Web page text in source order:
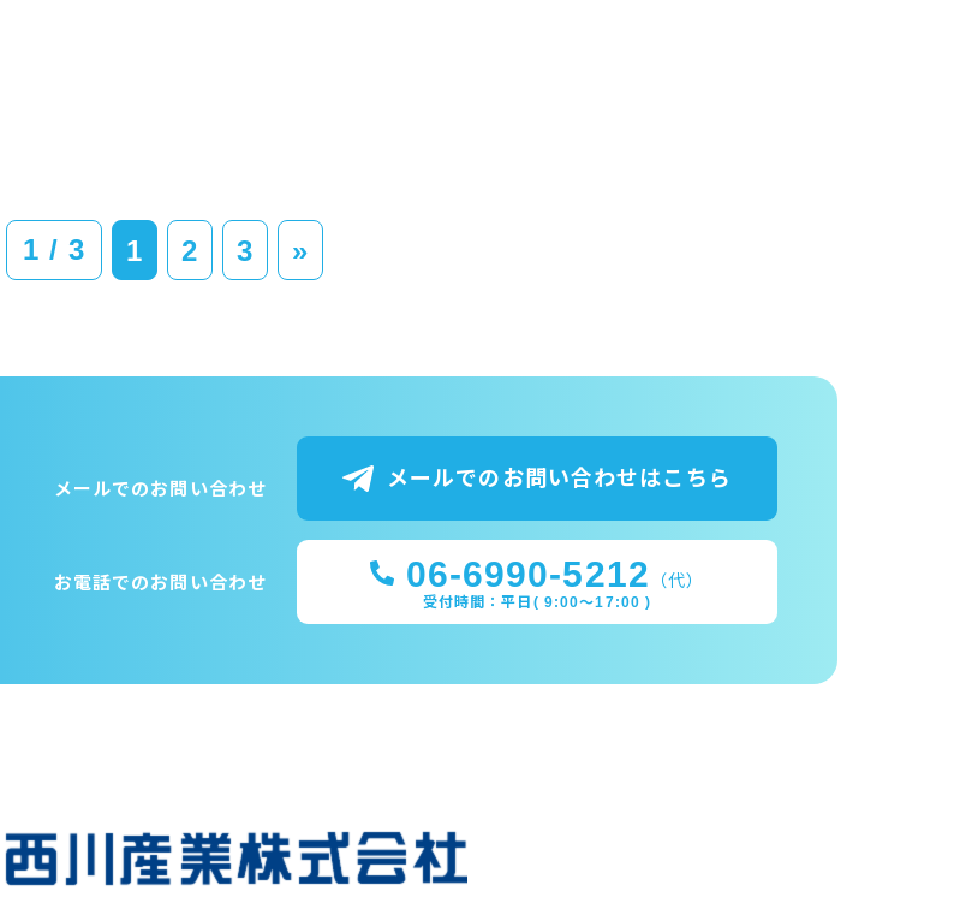
1 / 3 1 2 3 »
メールでのお問い合わせ メールでのお問い合わせはこちら
お電話でのお問い合わせ 06-6990-5212 （代）
受付時間：平日( 9:00～17:00 )